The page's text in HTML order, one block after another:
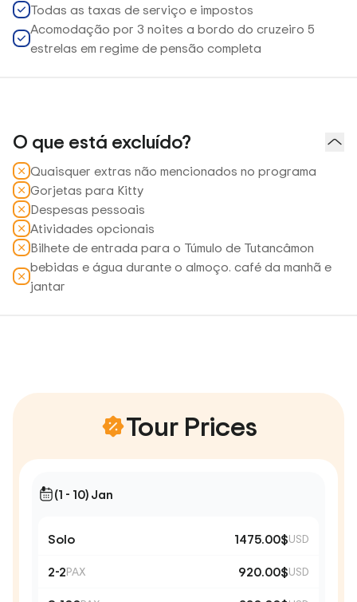
Todas as taxas de serviço e impostos
Acomodação por 3 noites a bordo do cruzeiro 5
estrelas em regime de pensão completa
O que está excluído?
Quaisquer extras não mencionados no programa
Gorjetas para Kitty
Despesas pessoais
Atividades opcionais
Bilhete de entrada para o Túmulo de Tutancâmon
bebidas e água durante o almoço. café da manhã e
jantar
Tour Prices
(1 - 10) Jan
Solo 1475.00$USD
2-2PAX 920.00$USD